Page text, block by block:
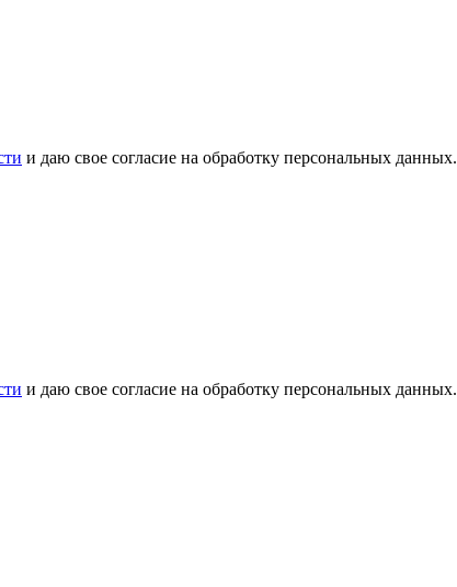
и даю свое согласие на обработку персональных данных.
и даю свое согласие на обработку персональных данных.